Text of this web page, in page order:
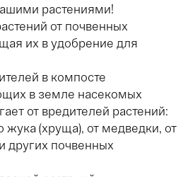
растениями!
от почвенных
их в удобрение для
в компосте
в земле насекомых
от вредителей растений:
жука (хруща), от медведки, от
других почвенных